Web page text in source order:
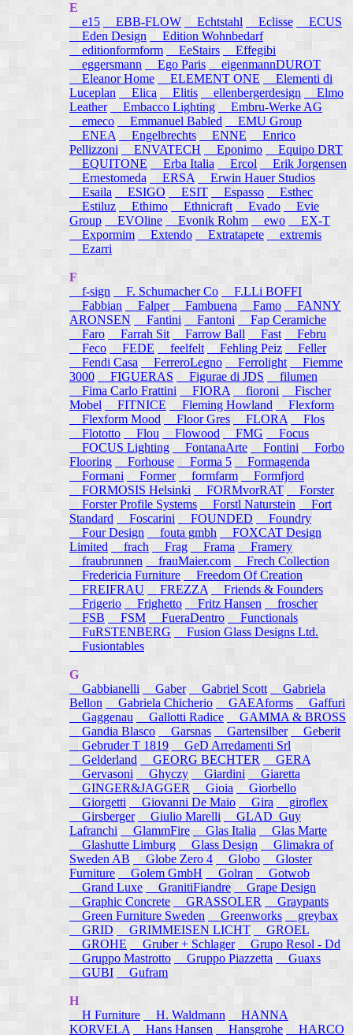
E
e15 EBB-FLOW Echtstahl Eclisse
ECUS
Eden Design
Edition Wohnbedarf
editionformform
EeStairs
Effegibi
eggersmann
Ego Paris
eigenmannDUROT
Eleanor Home
ELEMENT ONE
Elementi di
Luceplan
Elica Elitis ellenbergerdesign
Elmo
Leather
Embacco Lighting
Embru-Werke AG
emeco
Emmanuel Babled
EMU Group
ENEA
Engelbrechts ENNE
Enrico
Pellizzoni ENVATECH Eponimo
Equipo DRT
EQUITONE
Erba Italia Ercol
Erik Jorgensen
Ernestomeda
ERSA
Erwin Hauer Studios
Esaila
ESIGO ESIT Espasso
Esthec
Estiluz
Ethimo Ethnicraft Evado
Evie
Group
EVOline Evonik Rohm ewo
EX-T
Expormim
Extendo Extratapete
extremis
Ezarri
F
f-sign
F. Schumacher Co
F.LLi BOFFI
Fabbian
Falper Fambuena Famo
FANNY
ARONSEN
Fantini Fantoni
Fap Ceramiche
Faro
Farrah Sit Farrow Ball Fast
Febru
Feco
FEDE feelfelt Fehling Peiz
Feller
Fendi Casa
FerreroLegno Ferrolight
Fiemme
3000
FIGUERAS Figurae di JDS
filumen
Fima Carlo Frattini
FIORA fioroni
Fischer
Mobel
FITNICE Fleming Howland
Flexform
Flexform Mood
Floor Gres FLORA
Flos
Flototto
Flou Flowood FMG
Focus
FOCUS Lighting
FontanaArte Fontini
Forbo
Flooring
Forhouse Forma 5
Formagenda
Formani
Former formfarm
Formfjord
FORMOSIS Helsinki
FORMvorRAT
Forster
Forster Profile Systems
Forstl Naturstein
Fort
Standard
Foscarini FOUNDED
Foundry
Four Design
fouta gmbh
FOXCAT Design
Limited
frach Frag Frama
Framery
fraubrunnen
frauMaier.com
Frech Collection
Fredericia Furniture
Freedom Of Creation
FREIFRAU
FREZZA
Friends & Founders
Frigerio
Frighetto Fritz Hansen
froscher
FSB
FSM FueraDentro
Functionals
FuRSTENBERG
Fusion Glass Designs Ltd.
Fusiontables
G
Gabbianelli
Gaber Gabriel Scott
Gabriela
Bellon
Gabriela Chicherio GAEAforms
Gaffuri
Gaggenau
Gallotti Radice
GAMMA & BROSS
Gandia Blasco
Garsnas Gartensilber
Geberit
Gebruder T 1819
GeD Arredamenti Srl
Gelderland
GEORG BECHTER
GERA
Gervasoni
Ghyczy Giardini
Giaretta
GINGER&JAGGER
Gioia
Giorbello
Giorgetti
Giovanni De Maio Gira
giroflex
Girsberger
Giulio Marelli
GLAD_Guy
Lafranchi
GlammFire Glas Italia
Glas Marte
Glashutte Limburg
Glass Design
Glimakra of
Sweden AB
Globe Zero 4 Globo
Gloster
Furniture
Golem GmbH Golran
Gotwob
Grand Luxe
GranitiFiandre
Grape Design
Graphic Concrete
GRASSOLER
Graypants
Green Furniture Sweden
Greenworks
greybax
GRID
GRIMMEISEN LICHT
GROEL
GROHE
Gruber + Schlager
Grupo Resol - Dd
Gruppo Mastrotto
Gruppo Piazzetta
Guaxs
GUBI
Gufram
H
H Furniture
H. Waldmann
HANNA
KORVELA
Hans Hansen Hansgrohe HARCO